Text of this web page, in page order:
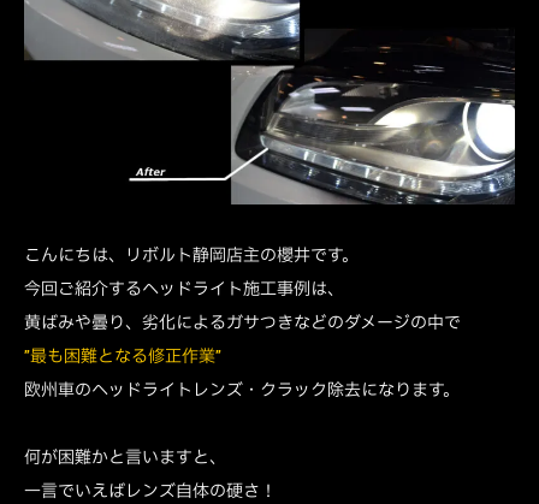
こんにちは、リボルト静岡店主の櫻井です。
今回ご紹介するヘッドライト施工事例は、
黄ばみや曇り、劣化によるガサつきなどのダメージの中で
”最も困難となる修正作業”
欧州車のヘッドライトレンズ・クラック除去になります。
何が困難かと言いますと、
一言でいえばレンズ自体の硬さ！